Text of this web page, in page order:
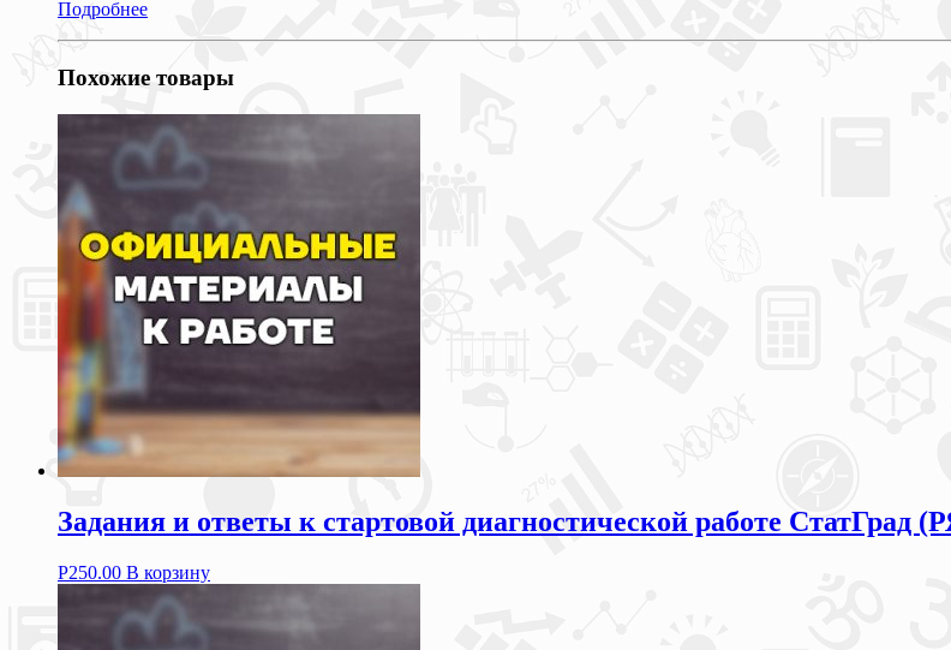
Подробнее
Похожие товары
Задания и ответы к стартовой диагностической работе СтатГрад
Р250.00 В корзину